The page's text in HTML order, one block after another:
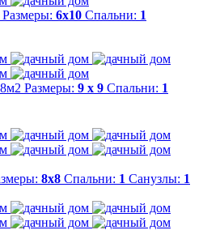
Размеры: 6х10 Спальни: 1
Размеры: 9 х 9 Спальни: 1
8х8 Спальни: 1 Санузлы: 1